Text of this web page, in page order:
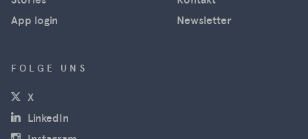
App login
Newsletter
FOLGE UNS
X(öffnet in neuem Fenster)
LinkedIn